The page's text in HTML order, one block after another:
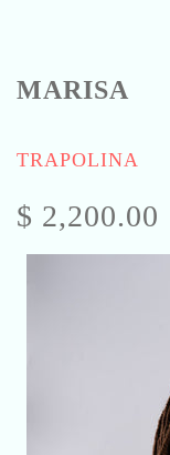
MARISA
TRAPOLINA
$ 2,200.00